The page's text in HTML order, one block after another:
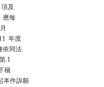
及
應每
年度
依同法
1
稱
本件訴願